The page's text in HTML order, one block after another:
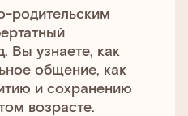
родительским
Вы узнаете, как
общение, как
и сохранению
возрасте.